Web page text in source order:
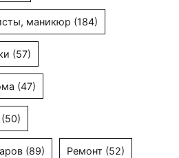
маникюр (184)
(57)
(47)
(50)
(89) Ремонт (52)